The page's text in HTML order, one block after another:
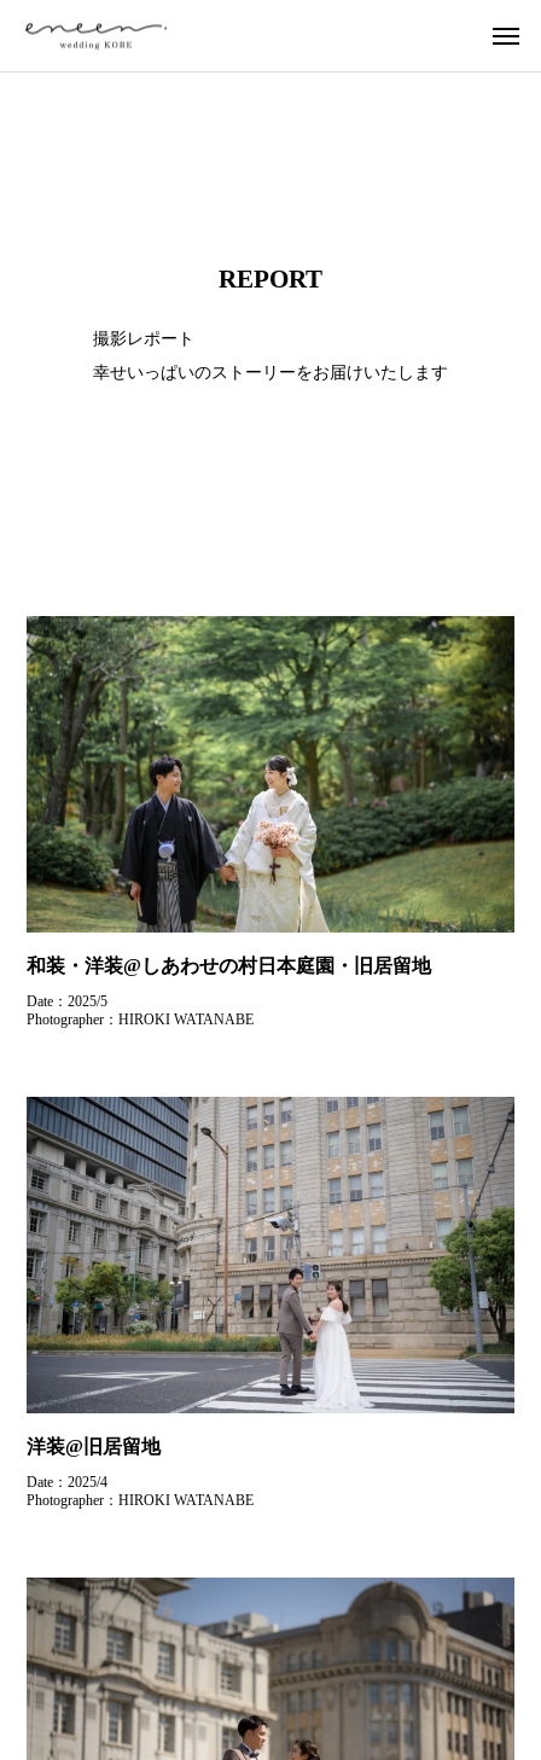
REPORT
撮影レポート
幸せいっぱいのストーリーをお届けいたします
和装・洋装@しあわせの村日本庭園・旧居留地
Date：2025/5
Photographer：HIROKI WATANABE
洋装@旧居留地
Date：2025/4
Photographer：HIROKI WATANABE